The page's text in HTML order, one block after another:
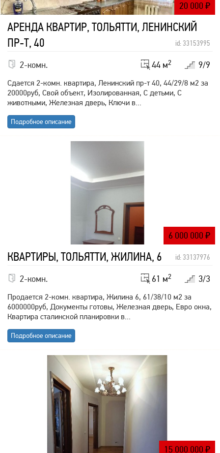
20 000 ₽
АРЕНДА КВАРТИР, ТОЛЬЯТТИ, ЛЕНИНСКИЙ
ПР-Т, 40
id: 33153995
2-комн. 9/9
44 м2
Сдается 2-комн. квартира, Ленинский пр-т 40, 44/29/8 м2 за
20000руб, Свой объект, Изолированная, С детьми, С
животными, Железная дверь, Ключи в...
Подробное описание
6 000 000 ₽
КВАРТИРЫ, ТОЛЬЯТТИ, ЖИЛИНА, 6 id: 33137976
2-комн. 3/3
61 м2
Продается 2-комн. квартира, Жилина 6, 61/38/10 м2 за
6000000руб, Документы готовы, Железная дверь, Евро окна,
Квартира сталинской планировки в...
Подробное описание
15 000 000 ₽